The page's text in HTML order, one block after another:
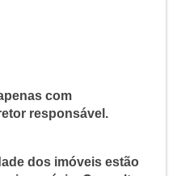
com
responsável.
dos imóveis estão